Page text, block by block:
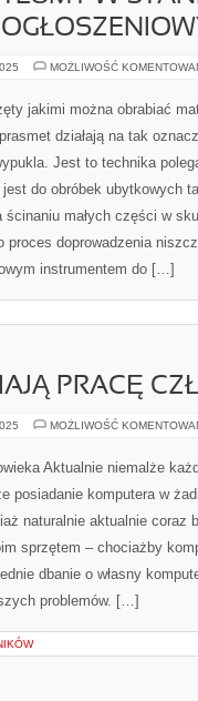
MOŻLIWOŚĆ
jakimi można obrabiać
działają na tak
Jest to technika
do obróbek ubytkowych
małych części w
proces doprowadzenia
instrumentem do […]
PRACĘ
MOŻLIWOŚĆ
Aktualnie niemalże
posiadanie komputera w
naturalnie aktualnie coraz
sprzętem – chociażby
dbanie o własny
problemów. […]